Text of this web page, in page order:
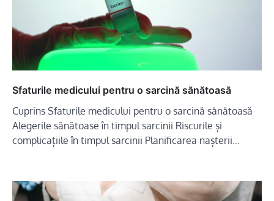
Sfaturile medicului pentru o sarcină sănătoasă
Cuprins Sfaturile medicului pentru o sarcină sănătoasă
Alegerile sănătoase în timpul sarcinii Riscurile și
complicațiile în timpul sarcinii Planificarea nașterii…